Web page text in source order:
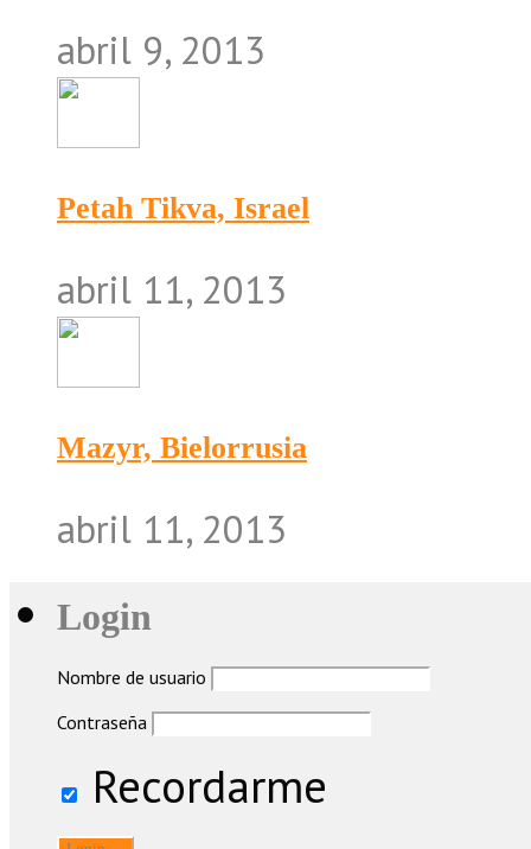
abril 9, 2013
Petah Tikva, Israel
abril 11, 2013
Mazyr, Bielorrusia
abril 11, 2013
Login
Nombre de usuario
Contraseña
Recordarme